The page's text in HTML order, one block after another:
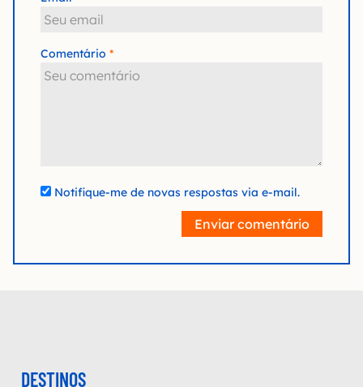
Comentário
Notifique-me de novas respostas via e-mail.
Enviar comentário
DESTINOS